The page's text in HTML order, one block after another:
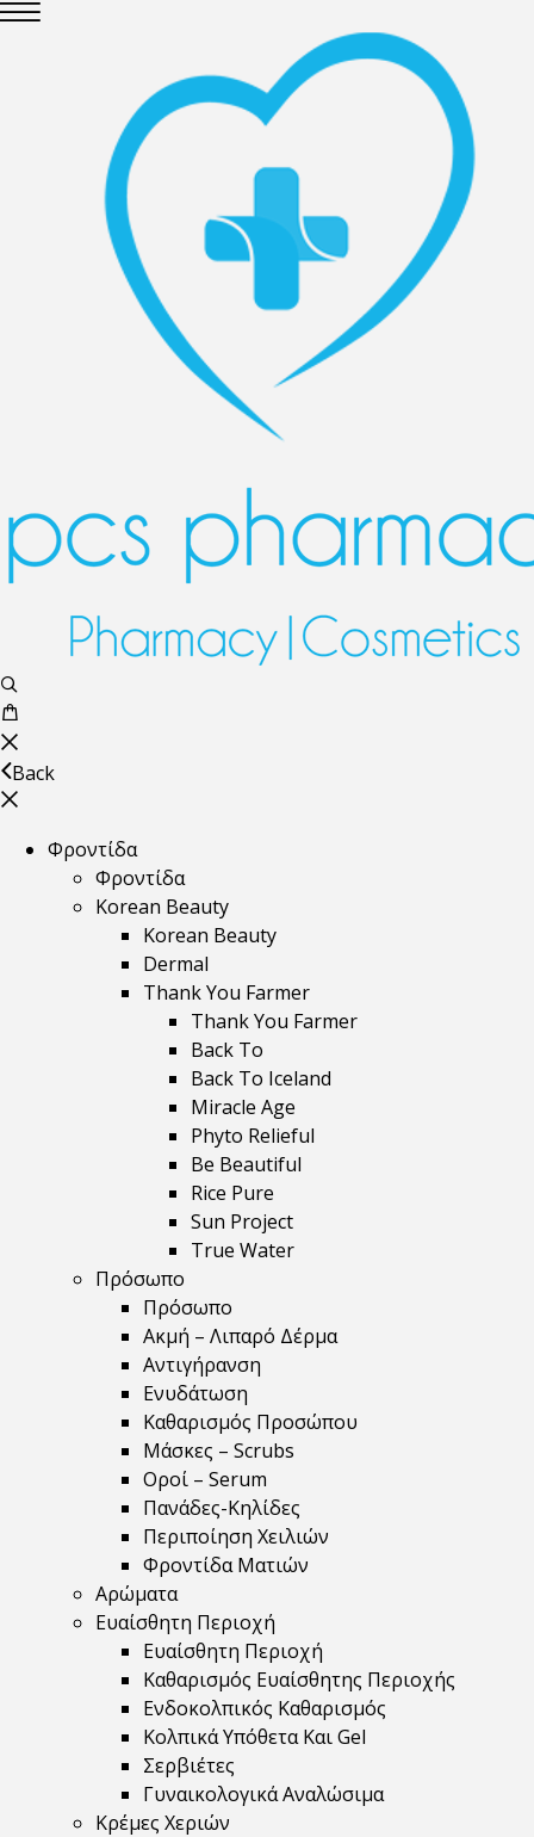
Back
Φροντίδα
Φροντίδα
Korean Beauty
Korean Beauty
Dermal
Thank You Farmer
Thank You Farmer
Back To
Back To Iceland
Miracle Age
Phyto Relieful
Be Beautiful
Rice Pure
Sun Project
True Water
Πρόσωπο
Πρόσωπο
Ακμή – Λιπαρό Δέρμα
Αντιγήρανση
Ενυδάτωση
Καθαρισμός Προσώπου
Μάσκες – Scrubs
Οροί – Serum
Πανάδες-Κηλίδες
Περιποίηση Χειλιών
Φροντίδα Ματιών
Αρώματα
Ευαίσθητη Περιοχή
Ευαίσθητη Περιοχή
Καθαρισμός Ευαίσθητης Περιοχής
Ενδοκολπικός Καθαρισμός
Κολπικά Υπόθετα Και Gel
Σερβιέτες
Γυναικολογικά Αναλώσιμα
Κρέμες Χεριών